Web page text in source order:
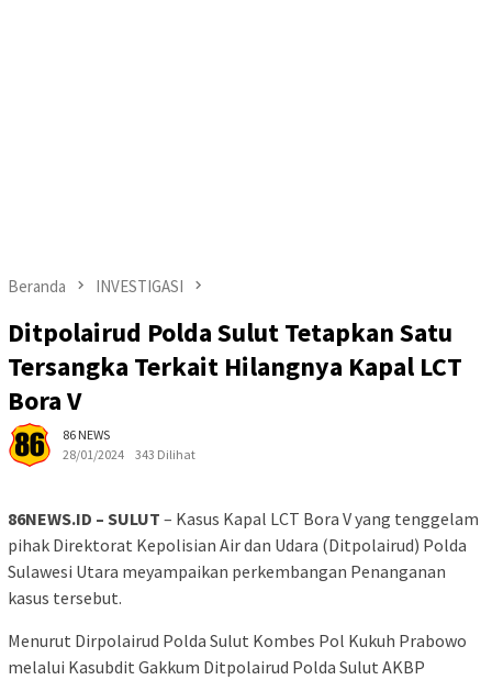
Beranda INVESTIGASI
Ditpolairud Polda Sulut Tetapkan Satu
Tersangka Terkait Hilangnya Kapal LCT
Bora V
86 NEWS
28/01/2024
343 Dilihat
86NEWS.ID – SULUT – Kasus Kapal LCT Bora V yang tenggelam
pihak Direktorat Kepolisian Air dan Udara (Ditpolairud) Polda
Sulawesi Utara meyampaikan perkembangan Penanganan
kasus tersebut.
Menurut Dirpolairud Polda Sulut Kombes Pol Kukuh Prabowo
melalui Kasubdit Gakkum Ditpolairud Polda Sulut AKBP